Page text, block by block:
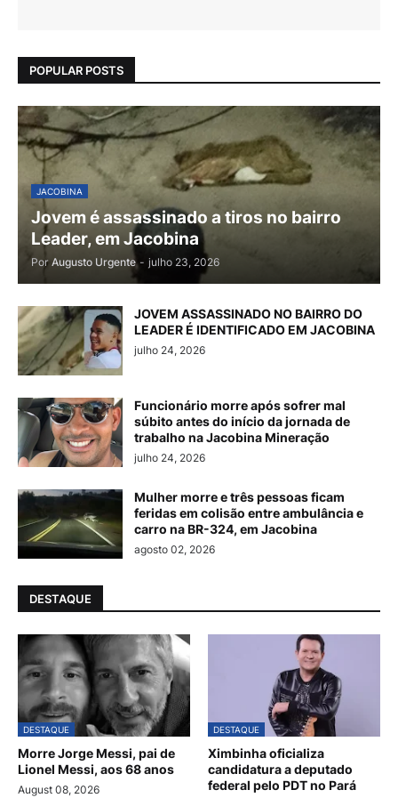
POPULAR POSTS
JACOBINA
Jovem é assassinado a tiros no bairro
Leader, em Jacobina
Por Augusto Urgente - julho 23, 2026
JOVEM ASSASSINADO NO BAIRRO DO
LEADER É IDENTIFICADO EM JACOBINA
julho 24, 2026
Funcionário morre após sofrer mal
súbito antes do início da jornada de
trabalho na Jacobina Mineração
julho 24, 2026
Mulher morre e três pessoas ficam
feridas em colisão entre ambulância e
carro na BR-324, em Jacobina
agosto 02, 2026
DESTAQUE
DESTAQUE
Morre Jorge Messi, pai de
Lionel Messi, aos 68 anos
August 08, 2026
DESTAQUE
Ximbinha oficializa
candidatura a deputado
federal pelo PDT no Pará